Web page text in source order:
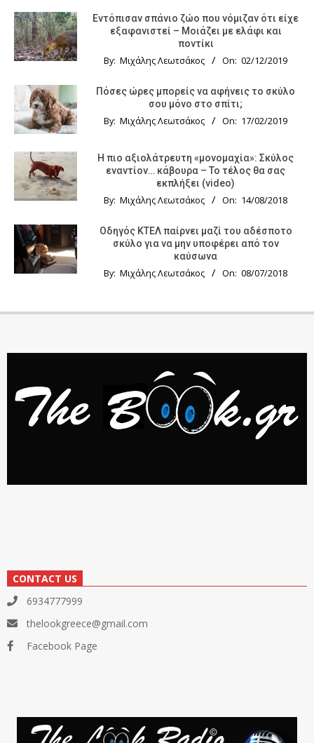
Εντόπισαν σπάνιο ζώο που νόμιζαν ότι είχε
εξαφανιστεί – Μοιάζει με ελάφι και
ποντίκι
By: Μιχάλης Λεωτσάκος On: 02/12/2019
Πόσες ώρες μπορείς να αφήνεις το σκύλο
σου μόνο στο σπίτι;
By: Μιχάλης Λεωτσάκος On: 17/02/2019
Η πιο αξιολάτρευτη «μονομαχία»: Σκύλος
εναντίον… κάβουρα – Το τέλος θα σας
εκπλήξει (video)
By: Μιχάλης Λεωτσάκος On: 14/08/2018
Οδηγός KTΕΛ παίρνει μαζί του αδέσποτο
σκύλο για να μην υποφέρει από τον
καύσωνα
By: Μιχάλης Λεωτσάκος On: 08/07/2018
CONTACT US
6934777999
thelookgreece@gmail.com
Facebook Page